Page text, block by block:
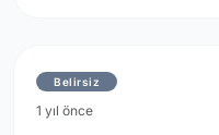
Belirsiz
1 yıl önce